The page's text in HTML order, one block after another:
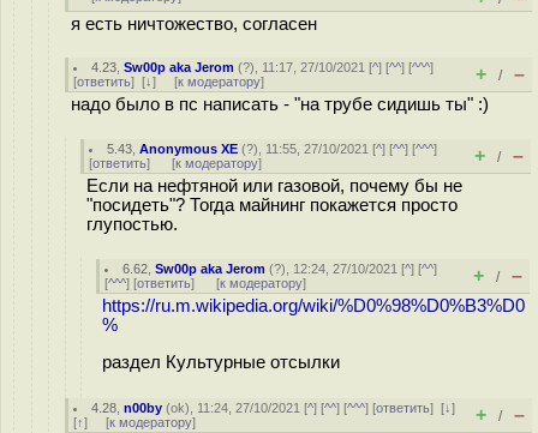
я есть ничтожество, согласен
4.23 ,Sw00p aka Jerom (?), 11:17, 27/10/2021 [^] [^^] [^^^]
[ответить] [↓] [к модератору] + / –
надо было в пс написать - "на трубе сидишь ты" :)
5.43 ,Anonymous XE (?), 11:55, 27/10/2021 [^] [^^] [^^^]
[ответить] [к модератору] + / –
Если на нефтяной или газовой, почему бы не
"посидеть"? Тогда майнинг покажется просто
глупостью.
6.62 ,Sw00p aka Jerom (?), 12:24, 27/10/2021 [^] [^^]
[^^^] [ответить] [к модератору] + / –
https://ru.m.wikipedia.org/wiki/%D0%98%D0%B3%D0
%
раздел Культурные отсылки
4.28 ,n00by (ok), 11:24, 27/10/2021 [^] [^^] [^^^] [ответить][↓]
[↑] [к модератору] + / –